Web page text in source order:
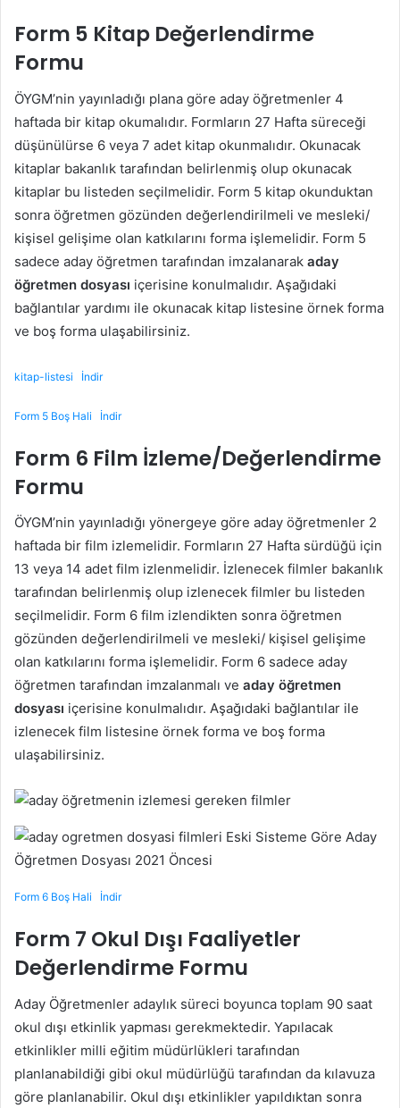
Form 5 Kitap Değerlendirme
Formu
ÖYGM’nin yayınladığı plana göre aday öğretmenler 4
haftada bir kitap okumalıdır. Formların 27 Hafta süreceği
düşünülürse 6 veya 7 adet kitap okunmalıdır. Okunacak
kitaplar bakanlık tarafından belirlenmiş olup okunacak
kitaplar bu listeden seçilmelidir. Form 5 kitap okunduktan
sonra öğretmen gözünden değerlendirilmeli ve mesleki/
kişisel gelişime olan katkılarını forma işlemelidir. Form 5
sadece aday öğretmen tarafından imzalanarak aday
öğretmen dosyası içerisine konulmalıdır. Aşağıdaki
bağlantılar yardımı ile okunacak kitap listesine örnek forma
ve boş forma ulaşabilirsiniz.
kitap-listesi İndir
Form 5 Boş Hali İndir
Form 6 Film İzleme/Değerlendirme
Formu
ÖYGM’nin yayınladığı yönergeye göre aday öğretmenler 2
haftada bir film izlemelidir. Formların 27 Hafta sürdüğü için
13 veya 14 adet film izlenmelidir. İzlenecek filmler bakanlık
tarafından belirlenmiş olup izlenecek filmler bu listeden
seçilmelidir. Form 6 film izlendikten sonra öğretmen
gözünden değerlendirilmeli ve mesleki/ kişisel gelişime
olan katkılarını forma işlemelidir. Form 6 sadece aday
öğretmen tarafından imzalanmalı ve aday öğretmen
dosyası içerisine konulmalıdır. Aşağıdaki bağlantılar ile
izlenecek film listesine örnek forma ve boş forma
ulaşabilirsiniz.
Form 6 Boş Hali İndir
Form 7 Okul Dışı Faaliyetler
Değerlendirme Formu
Aday Öğretmenler adaylık süreci boyunca toplam 90 saat
okul dışı etkinlik yapması gerekmektedir. Yapılacak
etkinlikler milli eğitim müdürlükleri tarafından
planlanabildiği gibi okul müdürlüğü tarafından da kılavuza
göre planlanabilir. Okul dışı etkinlikler yapıldıktan sonra